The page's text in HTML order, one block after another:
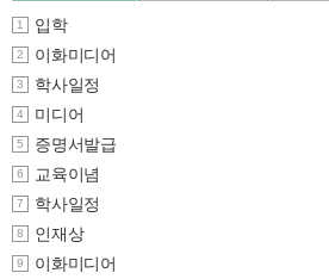
1 입학
2 이화미디어
3 학사일정
4 미디어
5 증명서발급
6 교육이념
7 학사일정
8 인재상
9 이화미디어